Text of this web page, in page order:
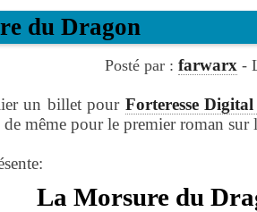
du Dragon
Posté par : farwarx-
un billet pour Forteresse
même pour le premier roman
La Morsure du